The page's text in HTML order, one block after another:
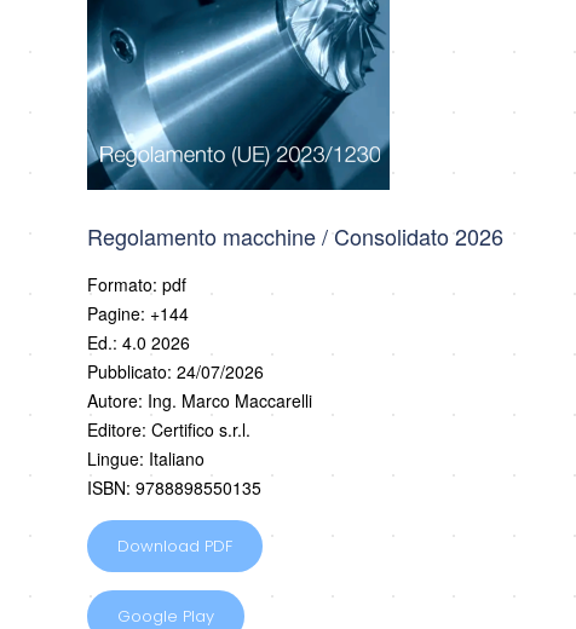
Regolamento macchine / Consolidato 2026
Formato: pdf
Pagine: +144
Ed.: 4.0 2026
Pubblicato: 24/07/2026
Autore: Ing. Marco Maccarelli
Editore: Certifico s.r.l.
Lingue: Italiano
ISBN: 9788898550135
Download PDF
Google Play